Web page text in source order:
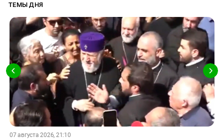
ТЕМЫ ДНЯ
07 августа 2026, 21:10